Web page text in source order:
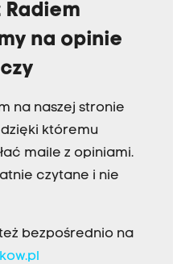
Radiem
na opinie
na naszej stronie
któremu
maile z opiniami.
czytane i nie
bezpośrednio na